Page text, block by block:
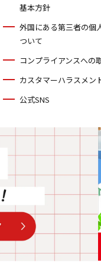
基本方針
外国にある第三者の個
ついて
コンプライアンスへの
カスタマーハラスメン
公式SNS